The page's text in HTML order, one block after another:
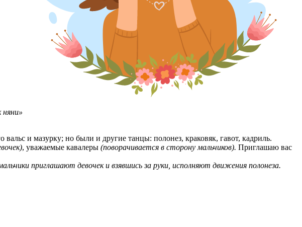
и мазурку; но были и другие танцы: полонез, краковяк, гавот, кадриль.
, уважаемые кавалеры (поворачивается в сторону мальчиков). Приглашаю вас
приглашают девочек и взявшись за руки, исполняют движения полонеза.